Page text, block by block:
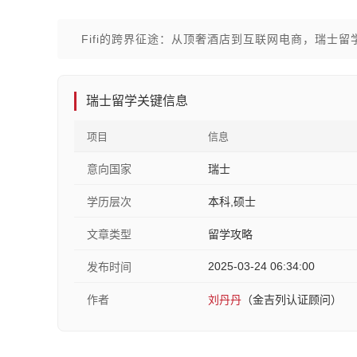
Fifi的跨界征途：从顶奢酒店到互联网电商，瑞士留
瑞士留学关键信息
项目 信息
意向国家 瑞士
学历层次 本科,硕士
文章类型 留学攻略
发布时间 2025-03-24 06:34:00
作者 刘丹丹 （金吉列认证顾问）